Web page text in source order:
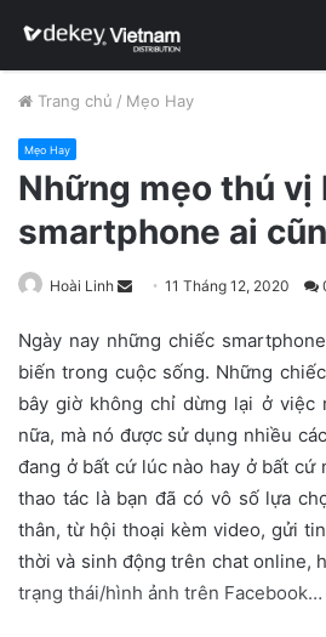
Trang chủ / Mẹo Hay
Mẹo Hay
Những mẹo thú vị
smartphone ai
Hoài Linh
n
d
a
n
e
m
11 Tháng 12, 2020
Ngày nay những chiếc
biến trong cuộc sống. Những
bây giờ không chỉ dừng lại ở việc
nữa, mà nó được sử dụng nhiều
đang ở bất cứ lúc nào hay ở bất cứ
thao tác là bạn đã có vô số lựa
thân, từ hội thoại kèm video, gửi
thời và sinh động trên chat online,
trạng thái/hình ảnh trên Facebook…